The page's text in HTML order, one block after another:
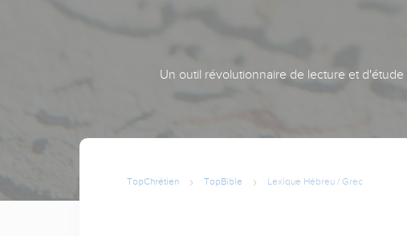
Un outil révolutionnaire de lecture et
TopChrétien TopBible Lexique Hébreu / Grec